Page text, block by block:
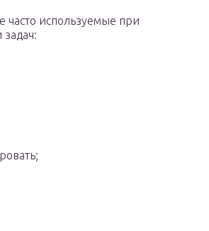
часто используемые при